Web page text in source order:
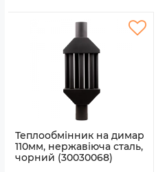
Теплообмінник на димар
110мм, нержавіюча сталь,
чорний (30030068)